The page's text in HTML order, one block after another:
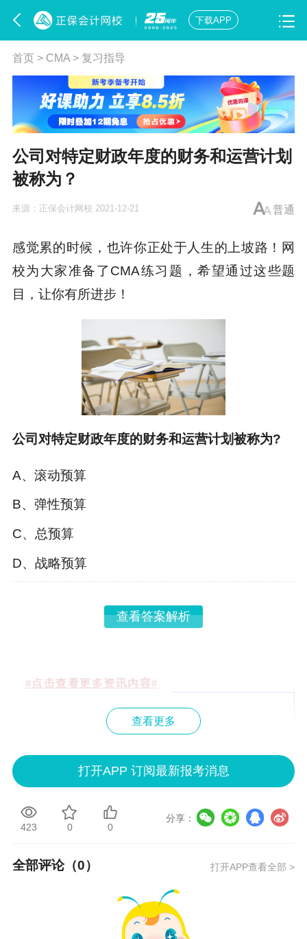
下载APP
首页> CMA> 复习指导
公司对特定财政年度的财务和运营计划
被称为？
普通
来源： 正保会计网校 2021-12-21
感觉累的时候，也许你正处于人生的上坡路！网
校为大家准备了CMA练习题，希望通过这些题
目，让你有所进步！
公司对特定财政年度的财务和运营计划被称为?
A、滚动预算
B、弹性预算
C、总预算
D、战略预算
查看答案解析
#点击查看更多资讯内容#
更多资讯：
CMA报名
CMA报名条件
CMA培训机构
CMA认证
查看更多
打开APP 订阅最新报考消息
423 0 0
分享：
全部评论（0） 打开APP查看全部 >